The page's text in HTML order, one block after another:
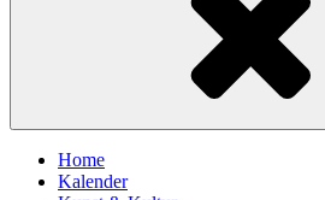
Home
Kalender